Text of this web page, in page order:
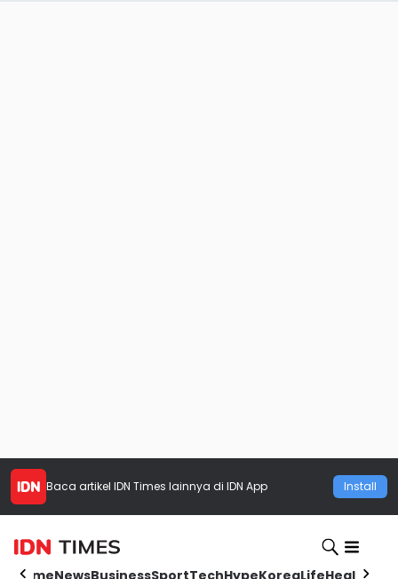
Baca artikel IDN Times lainnya di IDN App Install
HomeNewsBusinessSportTechHypeKoreaLifeHealth